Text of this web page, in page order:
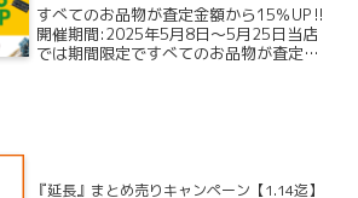
すべてのお品物が査定金額から15％UP‼
開催期間:2025年5月8日～5月25日当店
では期間限定ですべてのお品物が査定金
『延長』まとめ売りキャンペーン【1.14迄】